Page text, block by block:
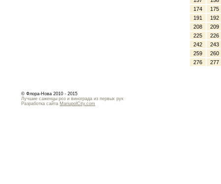
174
175
191
192
208
209
225
226
242
243
259
260
276
277
© Флора-Нова 2010 - 2015
Лучшие саженцы роз и винограда из первых рук
Разработка сайта MariupolCity.com